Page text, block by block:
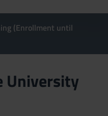
(Enrollment until
University